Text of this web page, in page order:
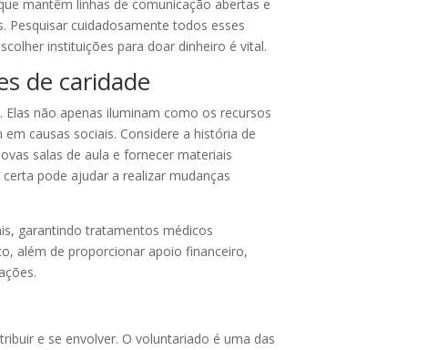
mantêm linhas de comunicação abertas e
Pesquisar cuidadosamente todos esses
instituições para doar dinheiro é vital.
de caridade
não apenas iluminam como os recursos
causas sociais. Considere a história de
salas de aula e fornecer materiais
pode ajudar a realizar mudanças
garantindo tratamentos médicos
além de proporcionar apoio financeiro,
e se envolver. O voluntariado é uma das